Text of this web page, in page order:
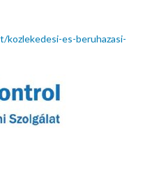
kozlekedesi-es-beruhazasi-